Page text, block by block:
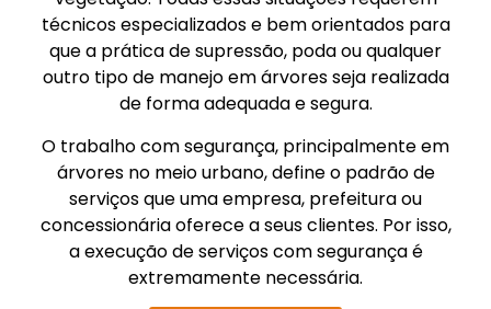
técnicos especializados e bem orientados para
que a prática de supressão, poda ou qualquer
outro tipo de manejo em árvores seja realizada
de forma adequada e segura.
O trabalho com segurança, principalmente em
árvores no meio urbano, define o padrão de
serviços que uma empresa, prefeitura ou
concessionária oferece a seus clientes. Por isso,
a execução de serviços com segurança é
extremamente necessária.